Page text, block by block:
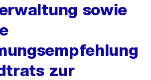
sowie
zur